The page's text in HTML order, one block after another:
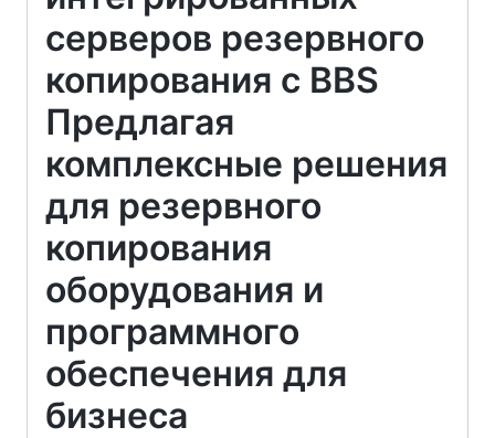
серверов резервного
копирования с BBS
Предлагая
комплексные решения
для резервного
копирования
оборудования и
программного
обеспечения для
бизнеса